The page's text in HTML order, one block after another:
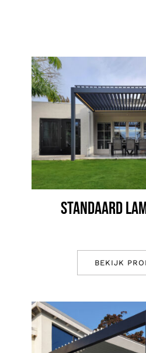
STANDAARD
BEKIJK